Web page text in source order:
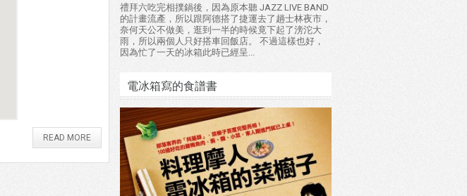
READ MORE
禮拜六吃完相撲鍋後，因為原本聽 JAZZ LIVE BAND
的計畫流產，所以跟阿德搭了捷運去了趟士林夜市，
奈何天公不做美，逛到一半的時候竟下起了滂沱大
雨，所以兩個人只好搭車回飯店。 不過這樣也好，
因為忙了一天的冰箱此時已經呈...
電冰箱寫的食譜書